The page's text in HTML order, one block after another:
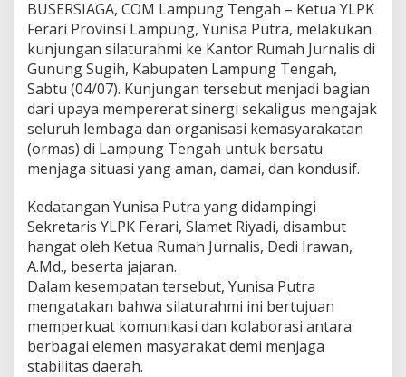
J
u
r
n
a
l
i
s
,
A
j
k
L
e
m
b
a
g
d
a
n
BUSERSIAGA, COM Lampung Tengah – Ketua YLPK
Ferari Provinsi Lampung, Yunisa Putra, melakukan
kunjungan silaturahmi ke Kantor Rumah Jurnalis di
Gunung Sugih, Kabupaten Lampung Tengah,
Sabtu (04/07). Kunjungan tersebut menjadi bagian
dari upaya mempererat sinergi sekaligus mengajak
seluruh lembaga dan organisasi kemasyarakatan
(ormas) di Lampung Tengah untuk bersatu
menjaga situasi yang aman, damai, dan kondusif.
Kedatangan Yunisa Putra yang didampingi
Sekretaris YLPK Ferari, Slamet Riyadi, disambut
hangat oleh Ketua Rumah Jurnalis, Dedi Irawan,
A.Md., beserta jajaran.
Dalam kesempatan tersebut, Yunisa Putra
mengatakan bahwa silaturahmi ini bertujuan
memperkuat komunikasi dan kolaborasi antara
berbagai elemen masyarakat demi menjaga
stabilitas daerah.